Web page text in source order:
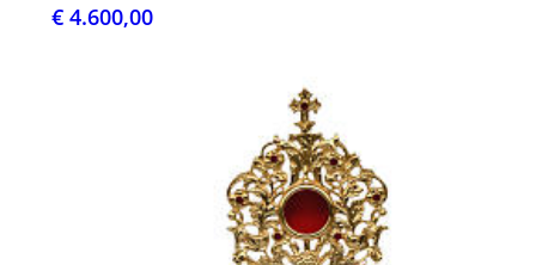
€ 4.600,00